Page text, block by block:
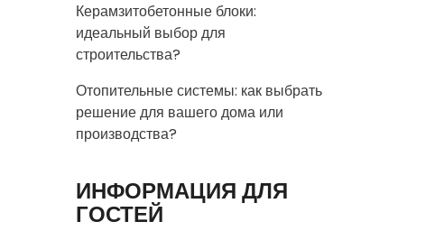
Керамзитобетонные блоки:
идеальный выбор для
строительства?
Отопительные системы: как выбрать
решение для вашего дома или
производства?
ИНФОРМАЦИЯ ДЛЯ
ГОСТЕЙ